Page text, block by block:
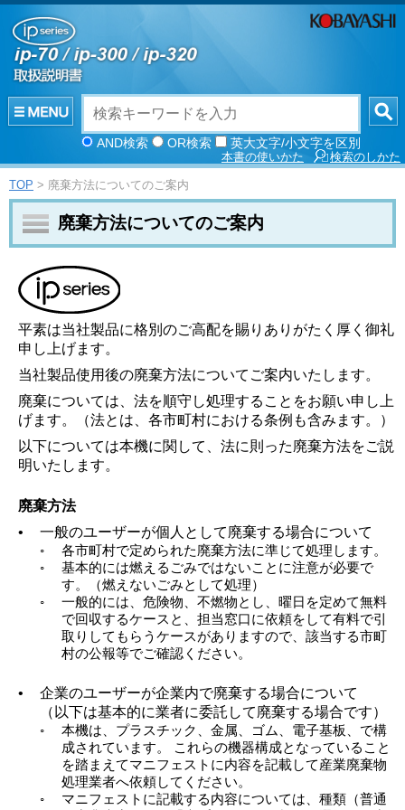
AND検索 OR検索 英大文字/小文字を区別
検索のしかた
本書の使いかた
TOP > 廃棄方法についてのご案内
廃棄方法についてのご案内
平素は当社製品に格別のご高配を賜りありがたく厚く御礼
申し上げます。
当社製品使用後の廃棄方法についてご案内いたします。
廃棄については、法を順守し処理することをお願い申し上
げます。（法とは、各市町村における条例も含みます。）
以下については本機に関して、法に則った廃棄方法をご説
明いたします。
廃棄方法
•
一般のユーザーが個人として廃棄する場合について
◦
各市町村で定められた廃棄方法に準じて処理します。
◦
基本的には燃えるごみではないことに注意が必要で
す。（燃えないごみとして処理）
◦
一般的には、危険物、不燃物とし、曜日を定めて無料
で回収するケースと、担当窓口に依頼をして有料で引
取りしてもらうケースがありますので、該当する市町
村の公報等でご確認ください。
•
企業のユーザーが企業内で廃棄する場合について
（以下は基本的に業者に委託して廃棄する場合です）
◦
本機は、プラスチック、金属、ゴム、電子基板、で構
成されています。 これらの機器構成となっていること
を踏まえてマニフェストに内容を記載して産業廃棄物
処理業者へ依頼してください。
◦
マニフェストに記載する内容については、種類（普通